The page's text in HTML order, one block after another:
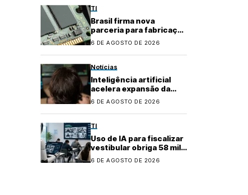
TI
Brasil firma nova
parceria para fabricação
local de
6 DE AGOSTO DE 2026
Notícias
Inteligência artificial
acelera expansão da
indústria do cibercrime
6 DE AGOSTO DE 2026
TI
Uso de IA para fiscalizar
vestibular obriga 58 mil
candidatos a refazer
6 DE AGOSTO DE 2026